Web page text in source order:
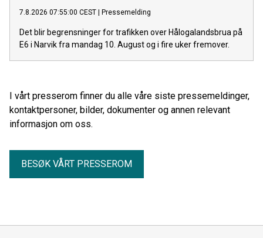
7.8.2026 07:55:00 CEST | Pressemelding
Det blir begrensninger for trafikken over Hålogalandsbrua på
E6 i Narvik fra mandag 10. August og i fire uker fremover.
I vårt presserom finner du alle våre siste pressemeldinger,
kontaktpersoner, bilder, dokumenter og annen relevant
informasjon om oss.
BESØK VÅRT PRESSEROM